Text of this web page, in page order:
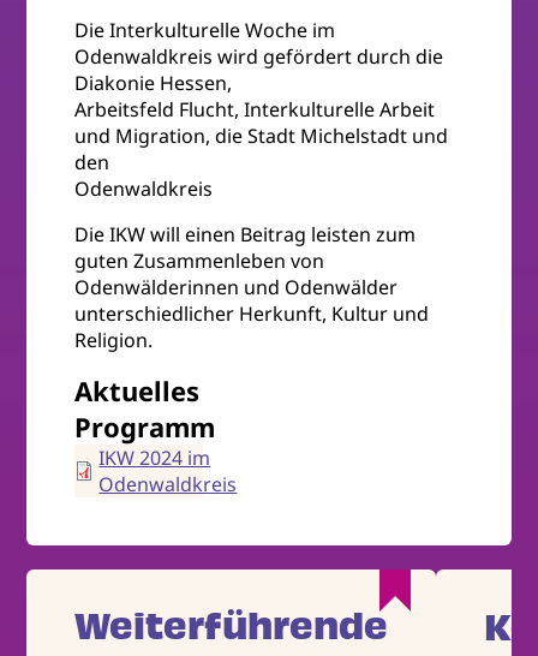
Die Interkulturelle Woche im
Odenwaldkreis wird gefördert durch die
Diakonie Hessen,
Arbeitsfeld Flucht, Interkulturelle Arbeit
und Migration, die Stadt Michelstadt und
den
Odenwaldkreis
Die IKW will einen Beitrag leisten zum
guten Zusammenleben von
Odenwälderinnen und Odenwälder
unterschiedlicher Herkunft, Kultur und
Religion.
Aktuelles
Programm
IKW 2024 im
Odenwaldkreis
Weiterführende